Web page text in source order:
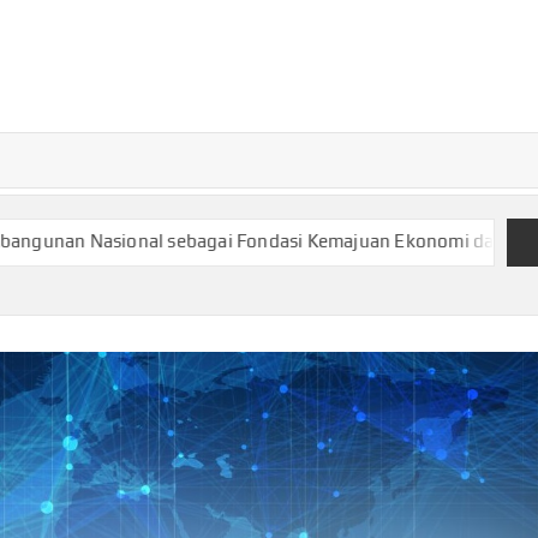
sebagai Fondasi Kemajuan Ekonomi dan Kesejahteraan